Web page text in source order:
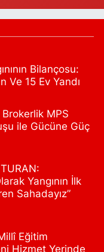
A
17 A Çiftlik
arkası, Tulumba
ÇİĞDEM, DEVA
Ofluoğlu Semt
Bilançosu:
Ve 15 Ev Yandı
MPS
ile Gücüne Güç
Yangının İlk
Sahadayız”
Eğitim
Hizmet Yerinde